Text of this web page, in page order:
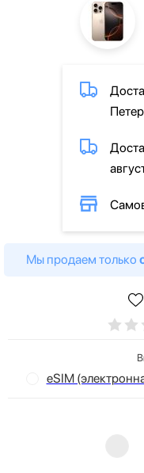
Мы продаем только
eSIM